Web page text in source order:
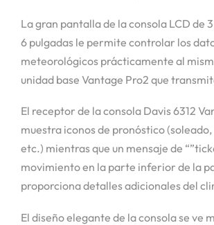
La gran pantalla de la consola LCD de
6 pulgadas le permite controlar los
meteorológicos prácticamente al
unidad base Vantage Pro2 que
El receptor de la consola Davis 6312
muestra iconos de pronóstico
etc.) mientras que un mensaje de
movimiento en la parte inferior de la
proporciona detalles adicionales del
El diseño elegante de la consola se ve